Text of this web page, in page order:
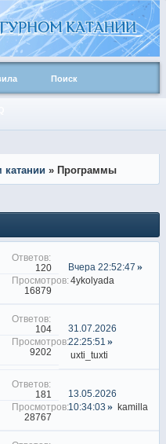
Поиск
» Программы
120
16879
Вчера 22:52:47
4ykolyada
104
9202
31.07.2026
22:25:51
uxti_tuxti
181
28767
13.05.2026
10:34:03
kamilla